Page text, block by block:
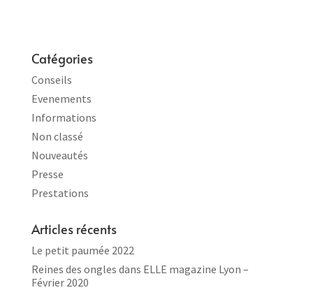
Catégories
Conseils
Evenements
Informations
Non classé
Nouveautés
Presse
Prestations
Articles récents
Le petit paumée 2022
Reines des ongles dans ELLE magazine Lyon –
Février 2020